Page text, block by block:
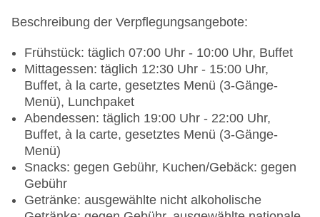
klimatisierte Tagungsräume, Tageslicht,
Breaks: gegen Gebühr
Gebäudeanzahl: 1, Etagen: 5, Zimmer: 193
Landeskategorie: 4 Sterne
Beschreibung der Verpflegungsangebote:
Frühstück: täglich 07:00 Uhr - 10:00 Uhr, Buffet
Mittagessen: täglich 12:30 Uhr - 15:00 Uhr,
Buffet, à la carte, gesetztes Menü (3-Gänge-
Menü), Lunchpaket
Abendessen: täglich 19:00 Uhr - 22:00 Uhr,
Buffet, à la carte, gesetztes Menü (3-Gänge-
Menü)
Snacks: gegen Gebühr, Kuchen/Gebäck: gegen
Gebühr
Getränke: ausgewählte nicht alkoholische